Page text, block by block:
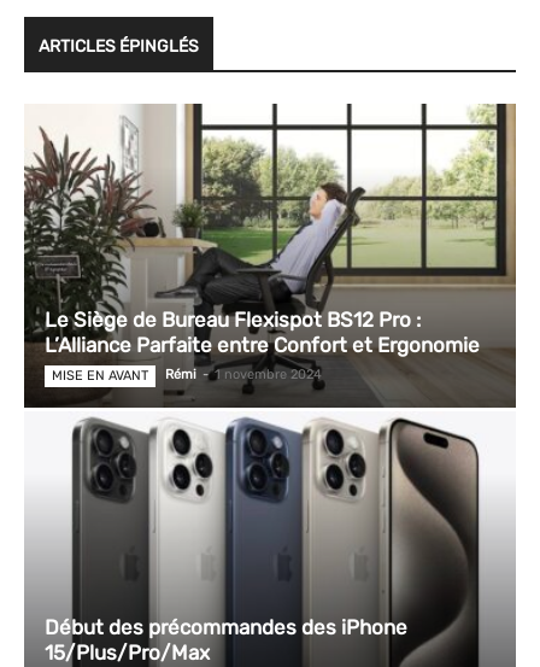
ARTICLES ÉPINGLÉS
Le Siège de Bureau Flexispot BS12 Pro :
L’Alliance Parfaite entre Confort et Ergonomie
MISE EN AVANT Rémi - 1 novembre 2024
Début des précommandes des iPhone
15/Plus/Pro/Max